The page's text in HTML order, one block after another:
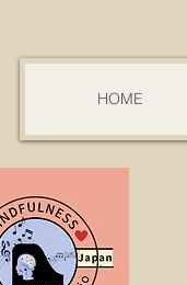
HOME
all, Music